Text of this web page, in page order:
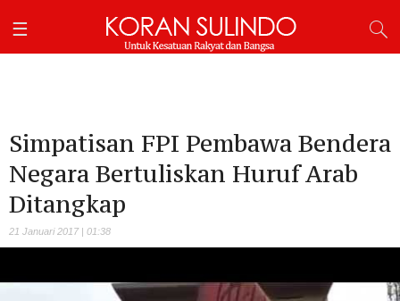
Simpatisan FPI Pembawa Bendera
Negara Bertuliskan Huruf Arab
Ditangkap
21 Januari 2017 | 01:38